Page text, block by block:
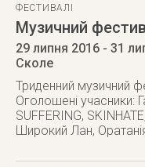
ФЕСТИВАЛІ
Музичний
29 липня 2016 - 31
Сколе
Триденний музичний
Оголошені учасники:
SUFFERING,
Широкий Лан,